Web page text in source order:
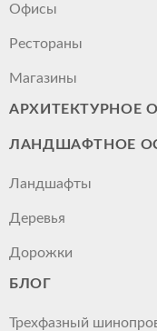
Офисы
Рестораны
Магазины
АРХИТЕКТУРНОЕ
ЛАНДШАФТНОЕ
Ландшафты
Деревья
Дорожки
БЛОГ
Трехфазный